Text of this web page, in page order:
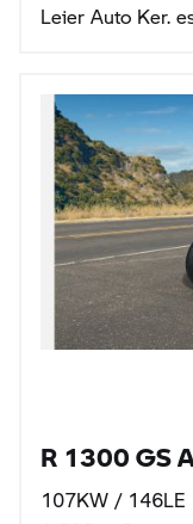
Leier Auto Ker.
R 1300 GS
107KW / 146LE